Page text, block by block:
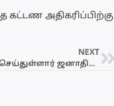
கட்டண அதிகரிப்பிற்கு
NEXT
கூடுதல் நிதி ஒதுக்கீடு செய்துள்ளார் ஜனாதிபதி – அமைச்சர் டக்ளஸ்